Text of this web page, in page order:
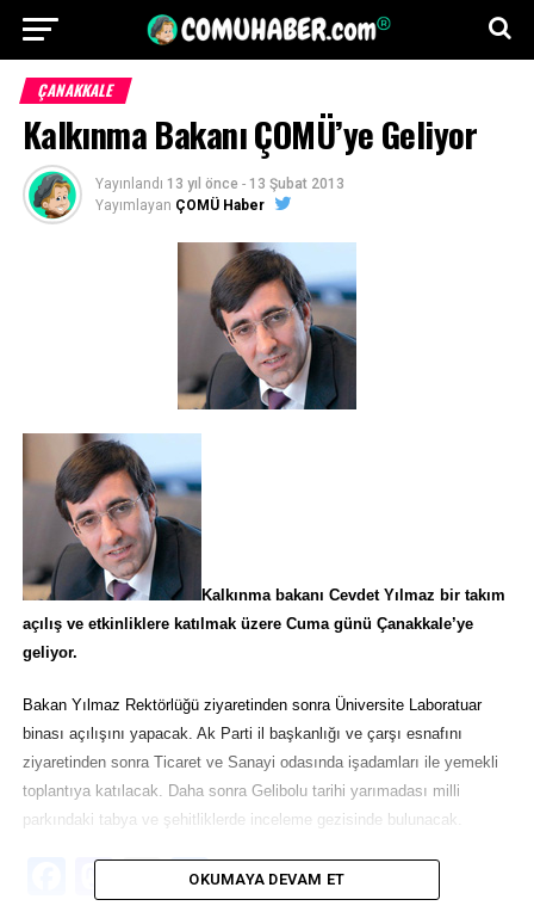
ÇANAKKALE
Kalkınma Bakanı ÇOMÜ’ye Geliyor
Yayınlandı 13 yıl önce - 13 Şubat 2013
Yayımlayan ÇOMÜ Haber
Kalkınma bakanı Cevdet Yılmaz bir takım
açılış ve etkinliklere katılmak üzere Cuma günü Çanakkale’ye
geliyor.
Bakan Yılmaz Rektörlüğü ziyaretinden sonra Üniversite Laboratuar
binası açılışını yapacak. Ak Parti il başkanlığı ve çarşı esnafını
ziyaretinden sonra Ticaret ve Sanayi odasında işadamları ile yemekli
toplantıya katılacak. Daha sonra Gelibolu tarihi yarımadası milli
parkındaki tabya ve şehitliklerde inceleme gezisinde bulunacak.
Facebook
Mastodon
EmailShare
OKUMAYA DEVAM ET